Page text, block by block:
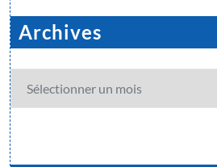
Archives
Archives